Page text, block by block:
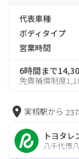
代表車種
ボディタイプ
営業時間
6時間まで
免責補償制度
実籾駅から
トヨタレ
八千代市